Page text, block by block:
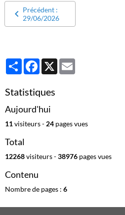
Précédent :
29/06/2026
PartagerFacebook
X
Statistiques
Aujourd'hui
11visiteurs - 24 pages vues
Total
12268visiteurs -38976 pages vues
Contenu
Nombre de pages : 6